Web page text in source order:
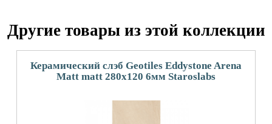
Другие товары из этой коллекции
Керамический слэб Geotiles Eddystone Arena
Matt matt 280x120 6мм Staroslabs